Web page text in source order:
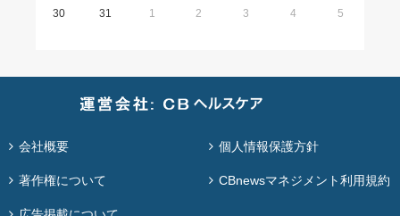
30 31 1 2 3 4 5
会社概要 個人情報保護方針
著作権について CBnewsマネジメント利用規約